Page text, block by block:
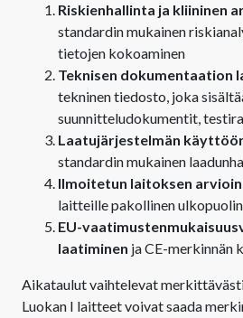
Riskienhallinta ja kliininen
standardin mukainen
tietojen kokoaminen
Teknisen dokumentaation
tekninen tiedosto, joka
suunnitteludokumentit,
Laatujärjestelmän
standardin mukainen
Ilmoitetun laitoksen
laitteille pakollinen
EU-
laatiminen ja CE-merkinnän
Aikataulut vaihtelevat
Luokan I laitteet voivat saada